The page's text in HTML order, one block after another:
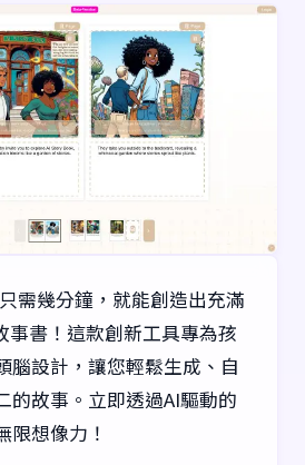
需幾分鐘，就能創造出充滿
事書！這款創新工具專為孩
腦設計，讓您輕鬆生成、自
的故事。立即透過AI驅動的
限想像力！